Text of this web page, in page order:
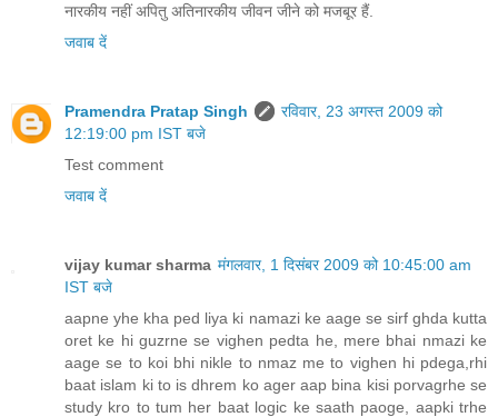
नारकीय नहीं अपितु अतिनारकीय जीवन जीने को मजबूर हैं.
जवाब दें
Pramendra Pratap Singh
रविवार, 23 अगस्त 2009 को
12:19:00 pm IST बजे
Test comment
जवाब दें
vijay kumar sharma मंगलवार, 1 दिसंबर 2009 को 10:45:00 am
IST बजे
aapne yhe kha ped liya ki namazi ke aage se sirf ghda kutta
oret ke hi guzrne se vighen pedta he, mere bhai nmazi ke
aage se to koi bhi nikle to nmaz me to vighen hi pdega,rhi
baat islam ki to is dhrem ko ager aap bina kisi porvagrhe se
study kro to tum her baat logic ke saath paoge, aapki trhe